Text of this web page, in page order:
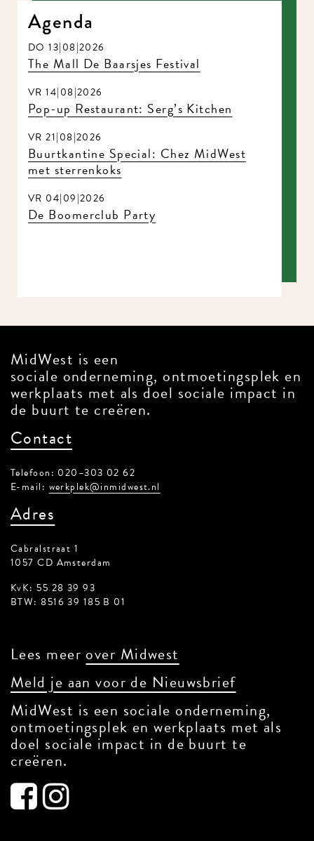
Agenda
DO 13|08|2026
The Mall De Baarsjes Festival
VR 14|08|2026
Pop-up Restaurant: Serg’s Kitchen
VR 21|08|2026
Buurtkantine Special: Chez MidWest
met sterrenkoks
VR 04|09|2026
De Boomerclub Party
MidWest is een
sociale onderneming, ontmoetingsplek
en werkplaats met als doel sociale
impact in de buurt te creëren.
Contact
Telefoon: 020–303 02 62
E-mail:werkplek@inmidwest.nl
Adres
Cabralstraat 1
1057 CD Amsterdam
KvK: 55 28 39 93
BTW: 8516 39 185 B 01
Lees meer over Midwest
Meld je aan voor de Nieuwsbrief
MidWest is een sociale onderneming,
ontmoetingsplek en werkplaats met als
doel sociale impact in de buurt te
creëren.